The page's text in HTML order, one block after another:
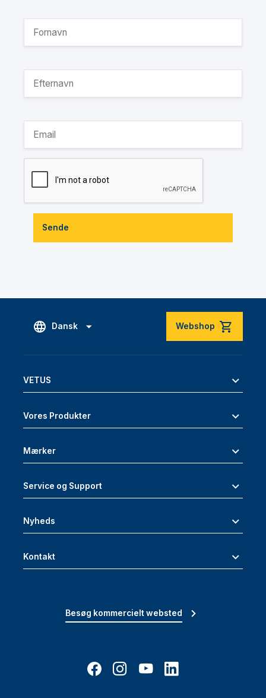
Sende
Dansk Webshop
VETUS
Vores Produkter
Mærker
Service og Support
Nyheds
Kontakt
Besøg kommercielt websted